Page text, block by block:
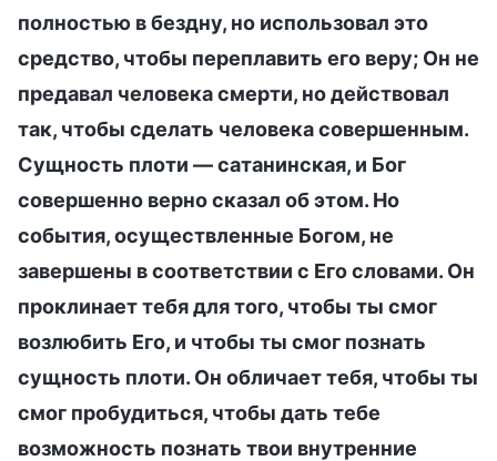
полностью в бездну, но использовал это
средство, чтобы переплавить его веру; Он не
предавал человека смерти, но действовал
так, чтобы сделать человека совершенным.
Сущность плоти — сатанинская, и Бог
совершенно верно сказал об этом. Но
события, осуществленные Богом, не
завершены в соответствии с Его словами. Он
проклинает тебя для того, чтобы ты смог
возлюбить Его, и чтобы ты смог познать
сущность плоти. Он обличает тебя, чтобы ты
смог пробудиться, чтобы дать тебе
возможность познать твои внутренние